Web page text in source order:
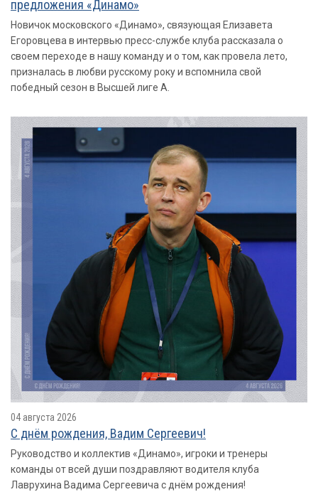
предложения «Динамо»
Новичок московского «Динамо», связующая Елизавета
Егоровцева в интервью пресс-службе клуба рассказала о
своем переходе в нашу команду и о том, как провела лето,
призналась в любви русскому року и вспомнила свой
победный сезон в Высшей лиге А.
04 августа 2026
С днём рождения, Вадим Сергеевич!
Руководство и коллектив «Динамо», игроки и тренеры
команды от всей души поздравляют водителя клуба
Лаврухина Вадима Сергеевича с днём рождения!